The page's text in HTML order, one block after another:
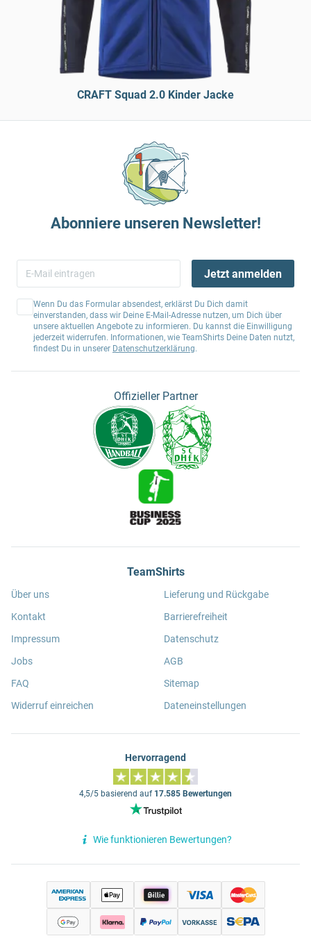
CRAFT Squad 2.0 Kinder Jacke
Abonniere unseren Newsletter!
Jetzt anmelden
Wenn Du das Formular absendest, erklärst Du Dich damit
einverstanden, dass wir Deine E-Mail-Adresse nutzen, um Dich über
unsere aktuellen Angebote zu informieren. Du kannst die Einwilligung
jederzeit widerrufen. Informationen, wie TeamShirts Deine Daten nutzt,
findest Du in unserer Datenschutzerklärung.
Offizieller Partner
TeamShirts
Über uns
Kontakt
Impressum
Jobs
FAQ
Widerruf einreichen
Lieferung und Rückgabe
Barrierefreiheit
Datenschutz
AGB
Sitemap
Dateneinstellungen
Hervorragend
4,5/5 basierend auf 17.585 Bewertungen
Wie funktionieren Bewertungen?